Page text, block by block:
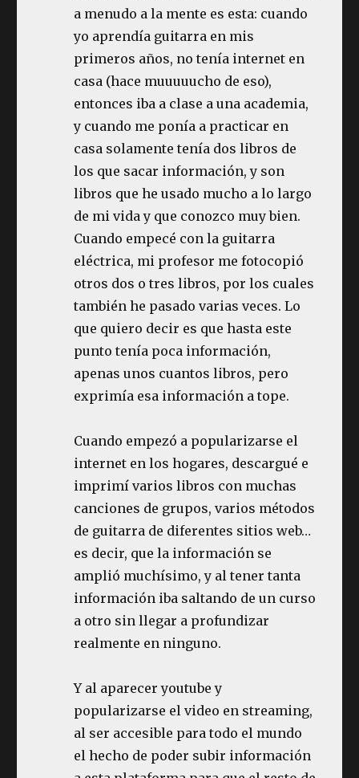
a menudo a la mente es esta: cuando
yo aprendía guitarra en mis
primeros años, no tenía internet en
casa (hace muuuuucho de eso),
entonces iba a clase a una academia,
y cuando me ponía a practicar en
casa solamente tenía dos libros de
los que sacar información, y son
libros que he usado mucho a lo largo
de mi vida y que conozco muy bien.
Cuando empecé con la guitarra
eléctrica, mi profesor me fotocopió
otros dos o tres libros, por los cuales
también he pasado varias veces. Lo
que quiero decir es que hasta este
punto tenía poca información,
apenas unos cuantos libros, pero
exprimía esa información a tope.
Cuando empezó a popularizarse el
internet en los hogares, descargué e
imprimí varios libros con muchas
canciones de grupos, varios métodos
de guitarra de diferentes sitios web…
es decir, que la información se
amplió muchísimo, y al tener tanta
información iba saltando de un curso
a otro sin llegar a profundizar
realmente en ninguno.
Y al aparecer youtube y
popularizarse el video en streaming,
al ser accesible para todo el mundo
el hecho de poder subir información